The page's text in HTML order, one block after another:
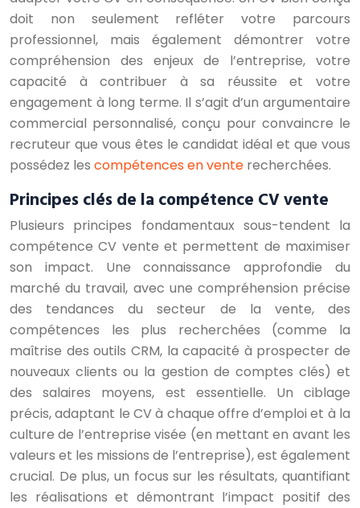
doit non seulement refléter votre parcours
professionnel, mais également démontrer votre
compréhension des enjeux de l’entreprise, votre
capacité à contribuer à sa réussite et votre
engagement à long terme. Il s’agit d’un argumentaire
commercial personnalisé, conçu pour convaincre le
recruteur que vous êtes le candidat idéal et que vous
possédez les compétences en vente recherchées.
Principes clés de la compétence CV vente
Plusieurs principes fondamentaux sous-tendent la
compétence CV vente et permettent de maximiser
son impact. Une connaissance approfondie du
marché du travail, avec une compréhension précise
des tendances du secteur de la vente, des
compétences les plus recherchées (comme la
maîtrise des outils CRM, la capacité à prospecter de
nouveaux clients ou la gestion de comptes clés) et
des salaires moyens, est essentielle. Un ciblage
précis, adaptant le CV à chaque offre d’emploi et à la
culture de l’entreprise visée (en mettant en avant les
valeurs et les missions de l’entreprise), est également
crucial. De plus, un focus sur les résultats, quantifiant
les réalisations et démontrant l’impact positif des